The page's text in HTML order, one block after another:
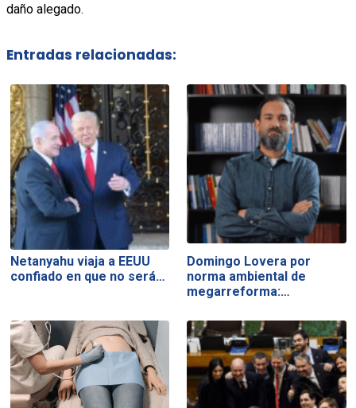
daño alegado.
Entradas relacionadas:
Netanyahu viaja a EEUU
confiado en que no será…
Domingo Lovera por
norma ambiental de
megarreforma:…